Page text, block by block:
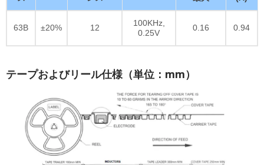
63B ±20% 12
100KHz,
0.25V
0.16 0.94
テープおよびリール仕様（単位：mm）